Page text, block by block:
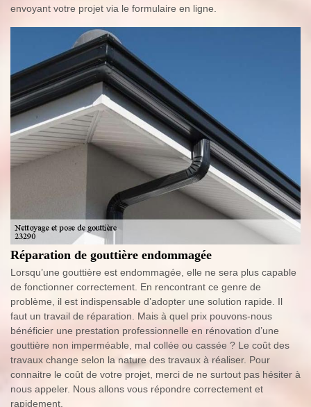
envoyant votre projet via le formulaire en ligne.
Réparation de gouttière endommagée
Lorsqu’une gouttière est endommagée, elle ne sera plus capable
de fonctionner correctement. En rencontrant ce genre de
problème, il est indispensable d’adopter une solution rapide. Il
faut un travail de réparation. Mais à quel prix pouvons-nous
bénéficier une prestation professionnelle en rénovation d’une
gouttière non imperméable, mal collée ou cassée ? Le coût des
travaux change selon la nature des travaux à réaliser. Pour
connaitre le coût de votre projet, merci de ne surtout pas hésiter à
nous appeler. Nous allons vous répondre correctement et
rapidement.